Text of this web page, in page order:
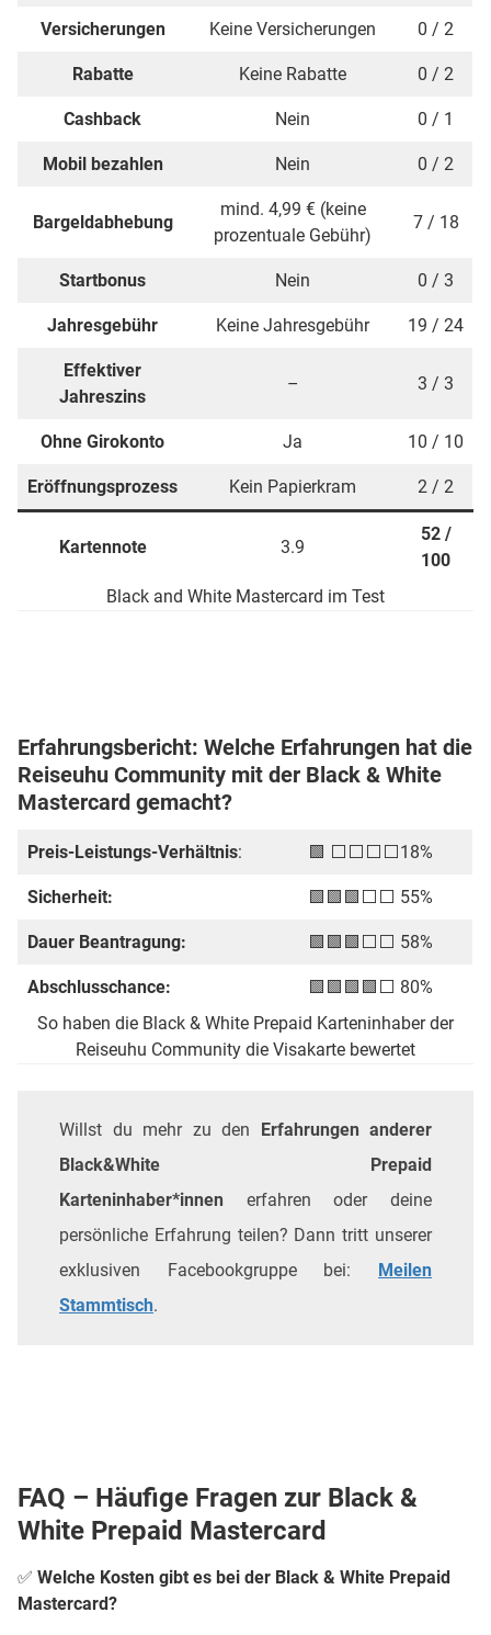
Versicherungen Keine Versicherungen 0 / 2
Rabatte Keine Rabatte 0 / 2
Cashback Nein 0 / 1
Mobil bezahlen Nein 0 / 2
Bargeldabhebung
mind. 4,99 € (keine
prozentuale Gebühr)
7 / 18
Startbonus Nein 0 / 3
Jahresgebühr Keine Jahresgebühr 19 / 24
Effektiver
Jahreszins
– 3 / 3
Ohne Girokonto Ja 10 / 10
Eröffnungsprozess Kein Papierkram 2 / 2
Kartennote 3.9
52 /
100
Black and White Mastercard im Test
Erfahrungsbericht: Welche Erfahrungen hat die
Reiseuhu Community mit der Black & White
Mastercard gemacht?
Preis-Leistungs-Verhältnis: 🟩 ⬜⬜⬜⬜18%
Sicherheit: 🟩🟩🟩⬜⬜ 55%
Dauer Beantragung: 🟩🟩🟩⬜⬜ 58%
Abschlusschance:
🟩🟩🟩🟩⬜ 80%
So haben die Black & White Prepaid Karteninhaber der
Reiseuhu Community die Visakarte bewertet
Willst du mehr zu den Erfahrungen anderer
Black&White Prepaid
Karteninhaber*innen erfahren oder deine
persönliche Erfahrung teilen? Dann tritt unserer
exklusiven Facebookgruppe bei: Meilen
Stammtisch.
FAQ – Häufige Fragen zur Black &
White Prepaid Mastercard
✅ Welche Kosten gibt es bei der Black & White Prepaid
Mastercard?